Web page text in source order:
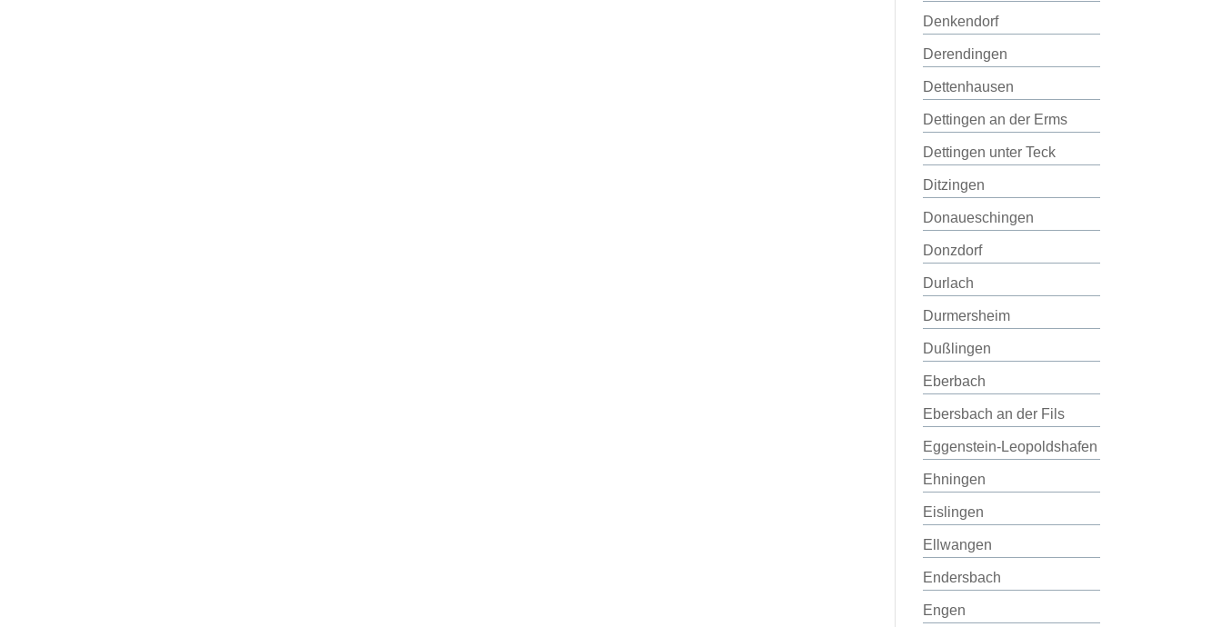
Denkendorf
Derendingen
Dettenhausen
Dettingen an der Erms
Dettingen unter Teck
Ditzingen
Donaueschingen
Donzdorf
Durlach
Durmersheim
Dußlingen
Eberbach
Ebersbach an der Fils
Eggenstein-Leopoldshafen
Ehningen
Eislingen
Ellwangen
Endersbach
Engen